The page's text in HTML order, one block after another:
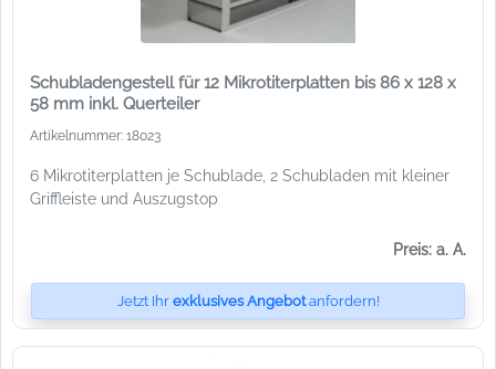
Schubladengestell für 12 Mikrotiterplatten bis 86 x 128 x
58 mm inkl. Querteiler
Artikelnummer: 18023
6 Mikrotiterplatten je Schublade, 2 Schubladen mit kleiner
Griffleiste und Auszugstop
Preis: a. A.
Jetzt Ihr exklusives Angebotanfordern!